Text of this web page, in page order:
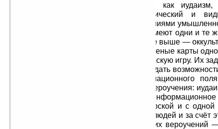
Антагонизм таких вероучений, как
коммунизм, носит чисто демагогический и
Противоречия между этими вероучениями
на самом деле эти три вероучения имеют одни и те
хозяина — мировое еврейство, а еще выше —
хозяев. Эти вероучения как три крапленые карты
игроков, разыгрывающих свою шулерскую игру. Их
менять одну обманку на другую и не дать
за пределы этого лживого информационного
погрузили. Для этой шайки все эти вероучения:
и коммунизм — это всего лишь их информационное
придумано в одной и той же мастерской и с
управлять сознанием и поведением людей и за счёт
над ними. А вся видимая борьба этих вероучений